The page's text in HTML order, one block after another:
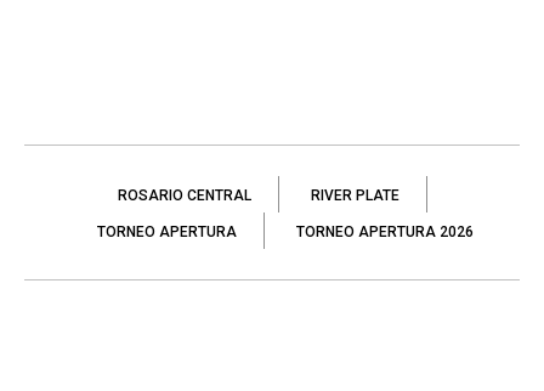
ROSARIO CENTRAL RIVER PLATE
TORNEO APERTURA TORNEO APERTURA 2026